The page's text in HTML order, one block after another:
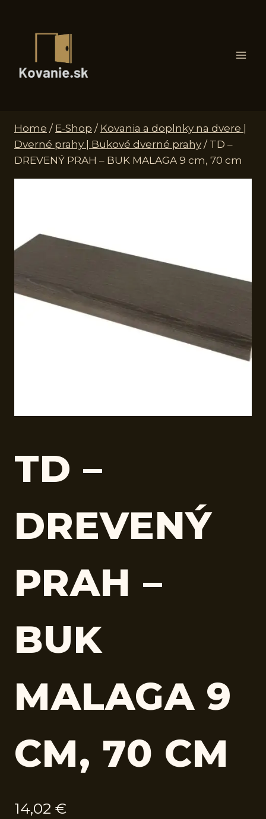
Home / E-Shop / Kovania a doplnky na dvere |
Dverné prahy | Bukové dverné prahy / TD –
DREVENÝ PRAH – BUK MALAGA 9 cm, 70 cm
TD –
DREVENÝ
PRAH –
BUK
MALAGA 9
CM, 70 CM
14,02 €